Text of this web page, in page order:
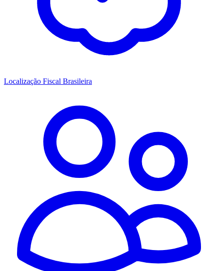
Localização Fiscal Brasileira